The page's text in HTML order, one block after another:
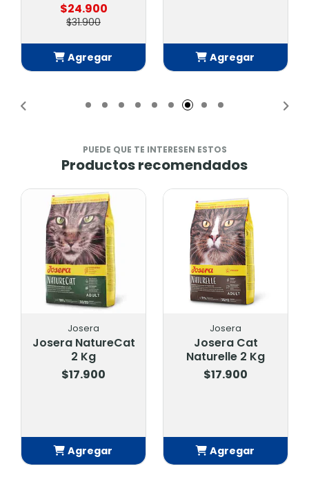
$24.900
$31.900
Agregar
Agregar
PUEDE QUE TE INTERESEN ESTOS
Productos recomendados
Josera
Josera NatureCat
2 Kg
$17.900
Agregar
Josera
Josera Cat
Naturelle 2 Kg
$17.900
Agregar